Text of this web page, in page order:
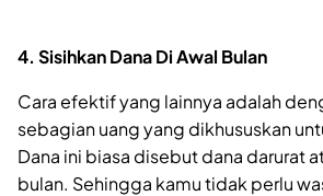
4. Sisihkan Dana Di Awal Bulan
Cara efektif yang lainnya adalah
sebagian uang yang dikhususkan
Dana ini biasa disebut dana darurat
bulan. Sehingga kamu tidak perlu